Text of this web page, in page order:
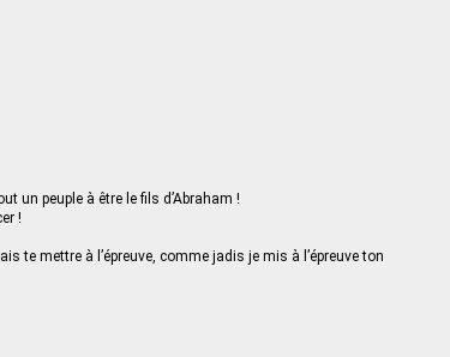
un peuple à être le fils d’Abraham !
!
te mettre à l’épreuve, comme jadis je mis à l’épreuve ton